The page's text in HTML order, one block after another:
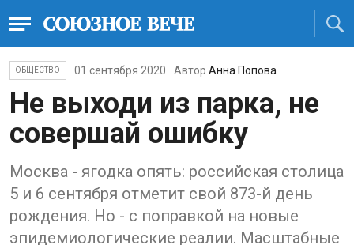
ОБЩЕСТВО 01 сентября 2020 Автор Анна Попова
Не выходи из парка, не
совершай ошибку
Москва - ягодка опять: российская столица
5 и 6 сентября отметит свой 873-й день
рождения. Но - с поправкой на новые
эпидемиологические реалии. Масштабные